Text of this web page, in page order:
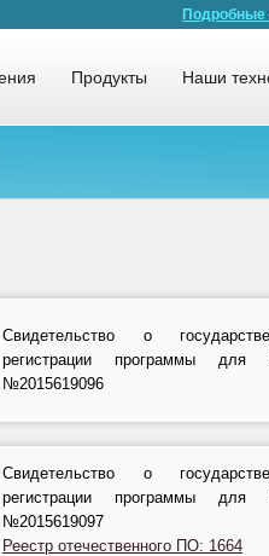
Подробные
Продукты Наши
Свидетельство о
регистрации программы для
№2015619096
Свидетельство о
регистрации программы для
№2015619097
Реестр отечественного ПО: 1664